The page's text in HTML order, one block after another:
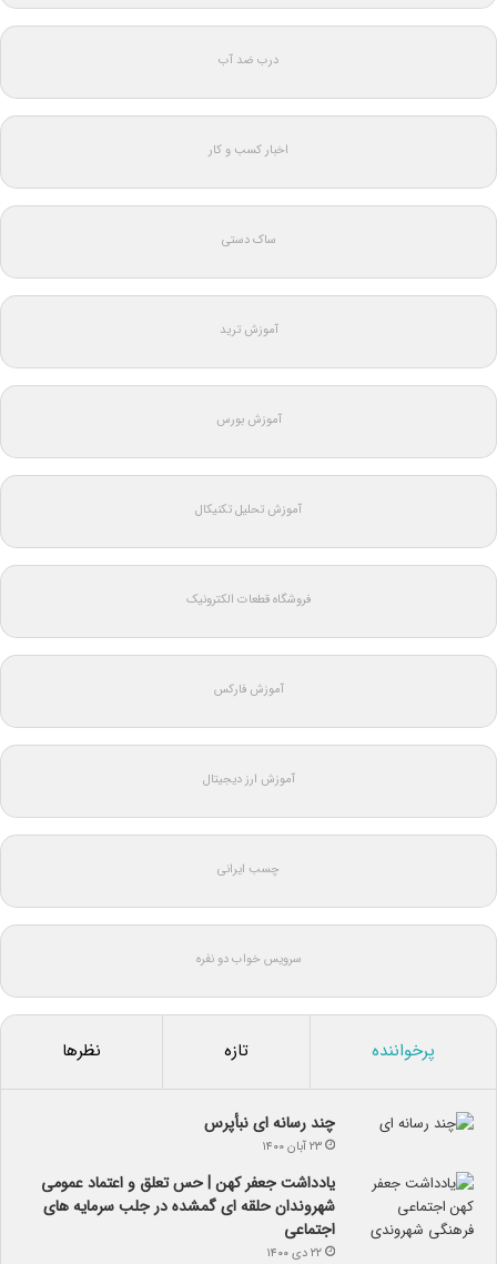
درب ضد آب
اخبار کسب و کار
ساک دستی
آموزش ترید
آموزش بورس
آموزش تحلیل تکنیکال
فروشگاه قطعات الکترونیک
آموزش فارکس
آموزش ارز دیجیتال
چسب ایرانی
سرویس خواب دو نفره
پرخواننده تازه نظرها
چند رسانه ای نبأپرس
۲۳ آبان ۱۴۰۰
یادداشت جعفر کهن | حس تعلق و اعتماد عمومی
شهروندان حلقه ای گمشده در جلب سرمایه های
اجتماعی
۲۲ دی ۱۴۰۰